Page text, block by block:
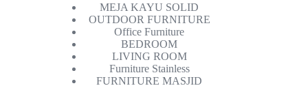
MEJA KAYU SOLID
OUTDOOR FURNITURE
Office Furniture
BEDROOM
LIVING ROOM
Furniture Stainless
FURNITURE MASJID